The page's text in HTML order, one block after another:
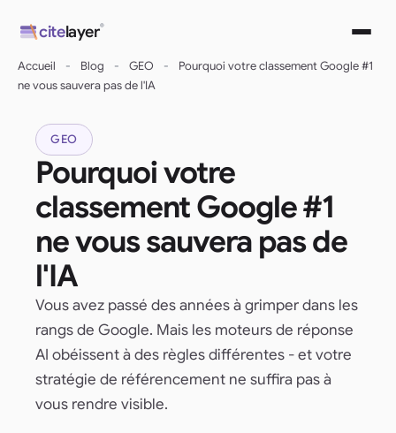
contenu
citelayer®
Accueil - Blog - GEO -
Pourquoi votre classement Google #1
ne vous sauvera pas de l'IA
GEO
Pourquoi votre
classement Google #1
ne vous sauvera pas de
l'IA
Vous avez passé des années à grimper dans les
rangs de Google. Mais les moteurs de réponse
AI obéissent à des règles différentes - et votre
stratégie de référencement ne suffira pas à
vous rendre visible.